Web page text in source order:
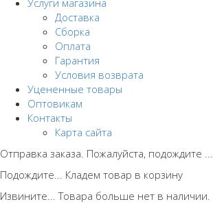
Услуги магазина
Доставка
Сборка
Оплата
Гарантия
Условия возврата
Уцененные товары
Оптовикам
Контакты
Карта сайта
Отправка заказа. Пожалуйста, подождите ...
Подождите... Кладем товар в корзину
Извините... Товара больше нет в наличии.